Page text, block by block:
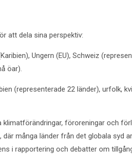
att dela sina perspektiv:
Ungern (EU), Schweiz
öar).
(representerade 22 länder), urfolk,
föroreningar och
många länder från det globala syd
i rapportering och debatter om